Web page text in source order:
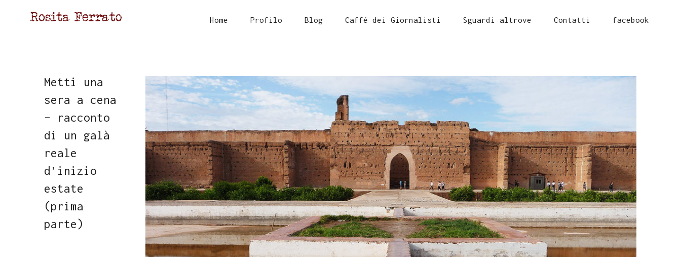
Home Profilo Blog Caffé dei Giornalisti Sguardi altrove Contatti facebook
Metti una
sera a cena
– racconto
di un galà
reale
d’inizio
estate
(prima
parte)